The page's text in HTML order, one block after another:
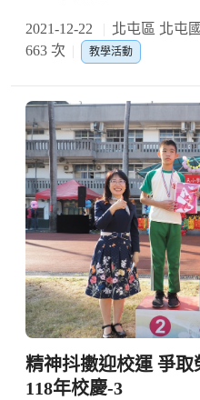
2021-12-22 北屯區 北屯
663 次
教學活動
精神抖擻迎校運 爭
118年校慶-3